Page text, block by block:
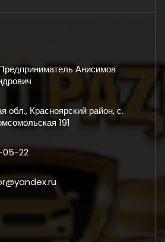
Анисимов
обл., Красноярский район, с.
191
05-22